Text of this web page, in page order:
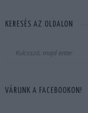
KERESÉS AZ OLDALON
VÁRUNK A FACEBOOKON!